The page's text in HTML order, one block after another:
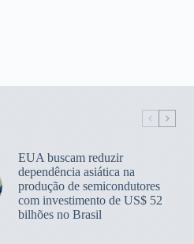
EUA buscam reduzir
dependência asiática na
produção de semicondutores
com investimento de US$ 52
bilhões no Brasil